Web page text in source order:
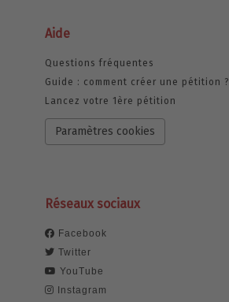
Aide
Questions fréquentes
Guide : comment créer une pétition ?
Lancez votre 1ère pétition
Paramètres cookies
Réseaux sociaux
Facebook
Twitter
YouTube
Instagram